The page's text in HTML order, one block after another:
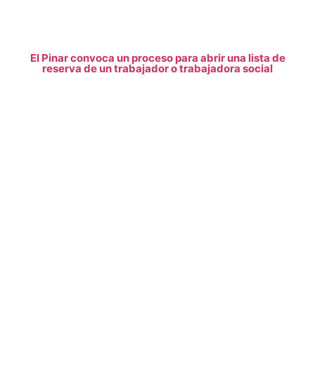
El Pinar convoca un proceso para abrir una lista de
reserva de un trabajador o trabajadora social